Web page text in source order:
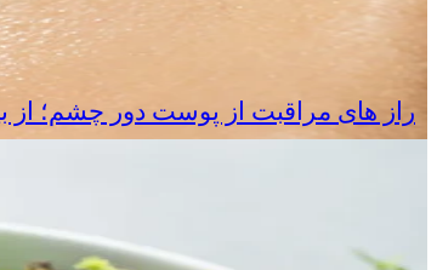
راز های مراقبت از پوست دور چشم؛ از